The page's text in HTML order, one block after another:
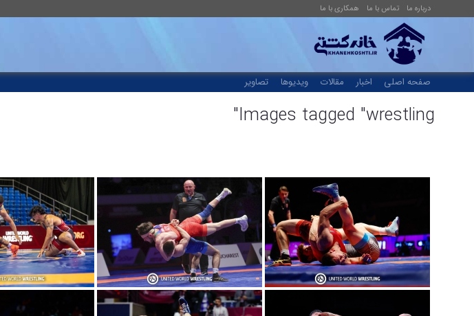
درباره ما تماس با ما همکاری با ما
صفحه اصلی اخبار مقالات ویدیوها تصاویر
Images tagged "wrestling"